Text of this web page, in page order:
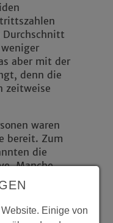
Durchschnitt
aber mit der
denn die
zeitweise
waren
bereit. Zum
die
Manche
andere
nicht
Einige von